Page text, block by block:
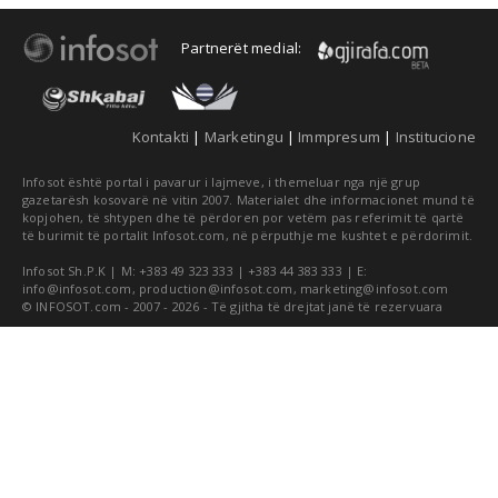
Partnerët medial:
Kontakti | Marketingu | Immpresum | Institucione
Infosot është portal i pavarur i lajmeve, i themeluar nga një grup
gazetarësh kosovarë në vitin 2007. Materialet dhe informacionet mund të
kopjohen, të shtypen dhe të përdoren por vetëm pas referimit të qartë
të burimit të portalit Infosot.com, në përputhje me kushtet e përdorimit.
Infosot Sh.P.K | M: +383 49 323 333 | +383 44 383 333 | E:
info@infosot.com , production@infosot.com , marketing@infosot.com
© INFOSOT.com - 2007 - 2026 - Të gjitha të drejtat janë të rezervuara